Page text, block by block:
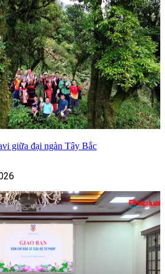
giữa đại ngàn Tây Bắc